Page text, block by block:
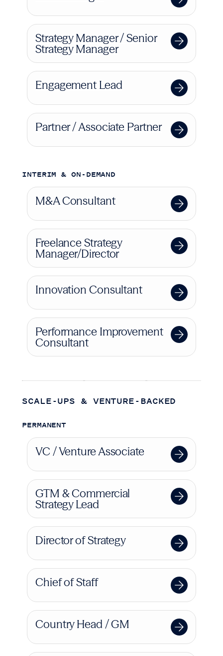
Strategy Manager / Senior
Strategy Manager
Engagement Lead
Partner / Associate Partner
INTERIM & ON-DEMAND
M&A Consultant
Freelance Strategy
Manager/Director
Innovation Consultant
Performance Improvement
Consultant
SCALE-UPS & VENTURE-BACKED
PERMANENT
VC / Venture Associate
GTM & Commercial
Strategy Lead
Director of Strategy
Chief of Staff
Country Head / GM